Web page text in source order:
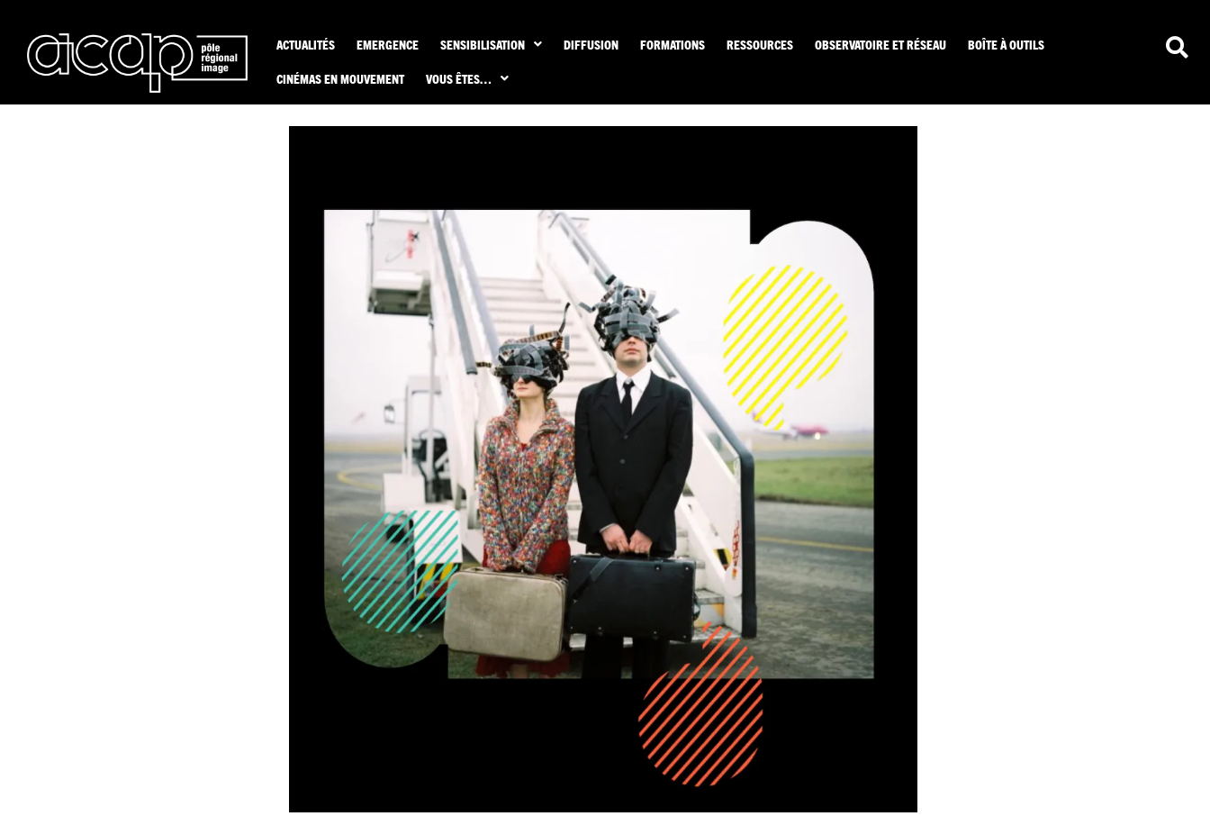
contenu
ACTUALITÉS EMERGENCE SENSIBILISATION DIFFUSION FORMATIONS RESSOURCES OBSERVATOIRE ET RÉSEAU BOÎTE À OUTILS
CINÉMAS EN MOUVEMENT VOUS ÊTES…